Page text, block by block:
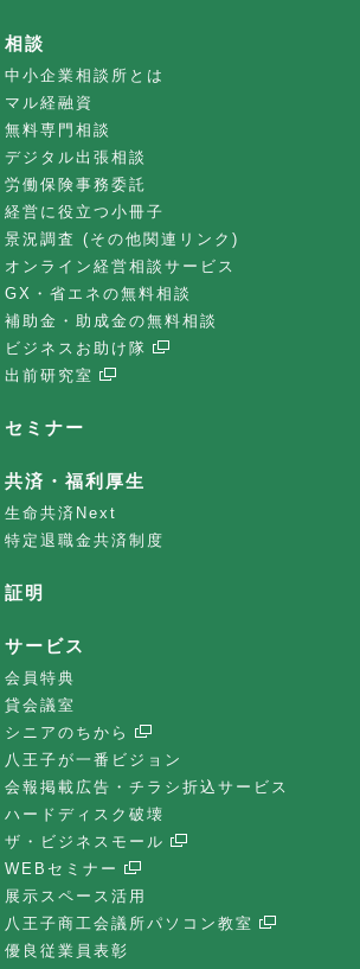
相談
中小企業相談所とは
マル経融資
無料専門相談
デジタル出張相談
労働保険事務委託
経営に役立つ小冊子
景況調査 (その他関連リンク)
オンライン経営相談サービス
GX・省エネの無料相談
補助金・助成金の無料相談
ビジネスお助け隊
出前研究室
セミナー
共済・福利厚生
生命共済Next
特定退職金共済制度
証明
サービス
会員特典
貸会議室
シニアのちから
八王子が一番ビジョン
会報掲載広告・チラシ折込サービス
ハードディスク破壊
ザ・ビジネスモール
WEBセミナー
展示スペース活用
八王子商工会議所パソコン教室
優良従業員表彰